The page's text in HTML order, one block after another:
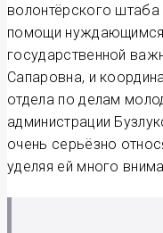
волонтёрского штаба
помощи
государственной
Сапаровна, и
отдела по делам
администрации
очень серьёзно
уделяя ей много